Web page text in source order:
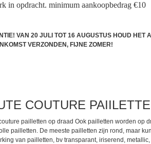
in opdracht. minimum aankoopbedrag €10
VAN 20 JULI TOT 16 AUGUSTUS HOUD HET
VERZONDEN, FIJNE ZOMER!
COUTURE
pailletten op draad Ook pailletten worden op
pailletten. De meeste pailletten zijn rond, maar
van pailletten, bv transparant, iriserend,